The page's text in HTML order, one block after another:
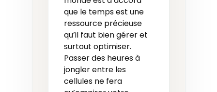
que le temps est une
ressource précieuse
qu’il faut bien gérer et
surtout optimiser.
Passer des heures à
jongler entre les
cellules ne fera